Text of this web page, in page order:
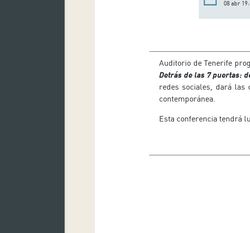
08 abr
Auditorio de Tenerife
Detrás de las 7 puertas:
redes sociales, dará las
contemporánea.
Esta conferencia tendrá